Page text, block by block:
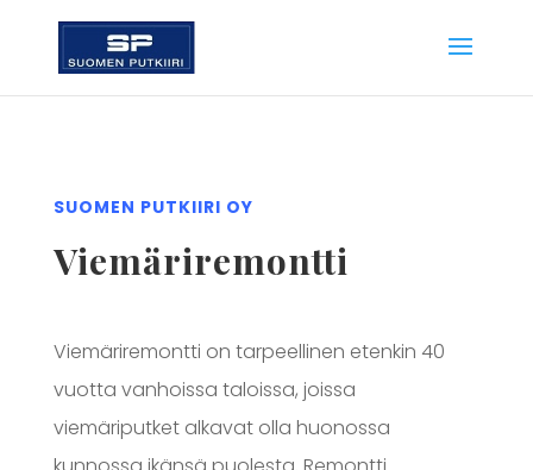
SUOMEN PUTKIIRI OY
Viemäriremontti
Viemäriremontti on tarpeellinen etenkin 40
vuotta vanhoissa taloissa, joissa
viemäriputket alkavat olla huonossa